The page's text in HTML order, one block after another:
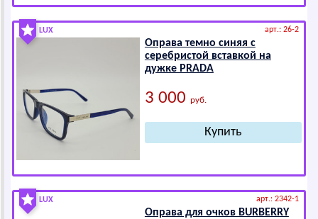
LUX арт.: 26-2
Оправа темно синяя с
серебристой вставкой на
дужке РRАDА
3 000 руб.
LUX арт.: 2342-1
Оправа для очков ВURВЕRRY